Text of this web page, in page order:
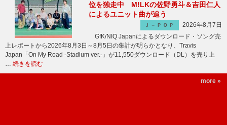
位を独走中 M!LKの佐野勇斗＆吉田仁人
によるユニット曲が追う
Ｊ－ＰＯＰ
2026年8月7日
GfK/NIQ Japanによるダウンロード・ソング売
上レポートから2026年8月3日～8月5日の集計が明らかとなり、Travis
Japan「On My Road -Stadium ver.-」が11,550ダウンロード（DL）を売り上
… 続きを読む
more »